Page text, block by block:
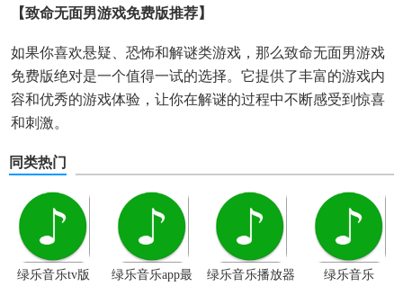
【致命无面男游戏免费版推荐】
如果你喜欢悬疑、恐怖和解谜类游戏，那么致命无面男游戏
免费版绝对是一个值得一试的选择。它提供了丰富的游戏内
容和优秀的游戏体验，让你在解谜的过程中不断感受到惊喜
和刺激。
同类热门
绿乐音乐tv版
绿乐音乐app最
绿乐音乐播放器 绿乐音乐